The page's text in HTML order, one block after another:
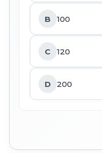
B 100
C 120
D 200